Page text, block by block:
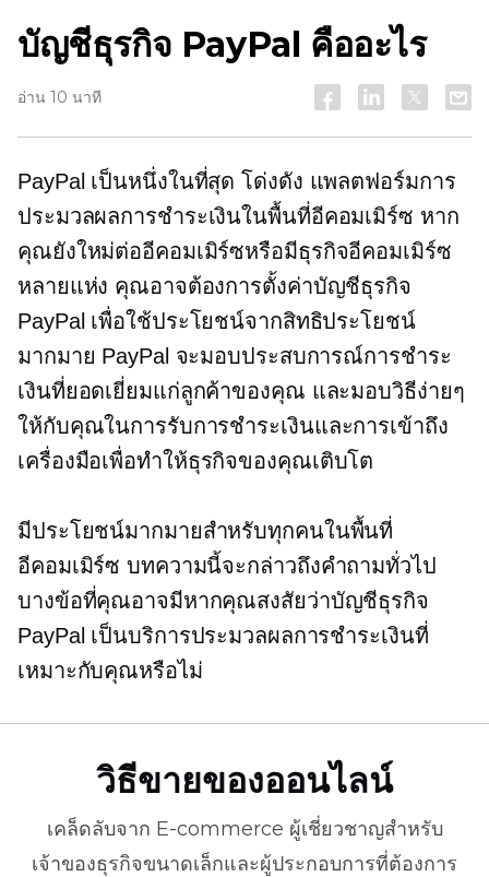
บัญชีธุรกิจ PayPal คืออะไร
อ่าน 10 นาที
PayPal เป็นหนึ่งในที่สุดโด่งดัง แพลตฟอร์มการ
ประมวลผลการชำระเงินในพื้นที่อีคอมเมิร์ซ หาก
คุณยังใหม่ต่ออีคอมเมิร์ซหรือมีธุรกิจอีคอมเมิร์ซ
หลายแห่ง คุณอาจต้องการตั้งค่าบัญชีธุรกิจ
PayPal เพื่อใช้ประโยชน์จากสิทธิประโยชน์
มากมาย PayPal จะมอบประสบการณ์การชำระ
เงินที่ยอดเยี่ยมแก่ลูกค้าของคุณ และมอบวิธีง่ายๆ
ให้กับคุณในการรับการชำระเงินและการเข้าถึง
เครื่องมือเพื่อทำให้ธุรกิจของคุณเติบโต
มีประโยชน์มากมายสำหรับทุกคนในพื้นที่
อีคอมเมิร์ซ บทความนี้จะกล่าวถึงคำถามทั่วไป
บางข้อที่คุณอาจมีหากคุณสงสัยว่าบัญชีธุรกิจ
PayPal เป็นบริการประมวลผลการชำระเงินที่
เหมาะกับคุณหรือไม่
วิธีขายของออนไลน์
เคล็ดลับจาก E-commerce ผู้เชี่ยวชาญสำหรับ
เจ้าของธุรกิจขนาดเล็กและผู้ประกอบการที่ต้องการ